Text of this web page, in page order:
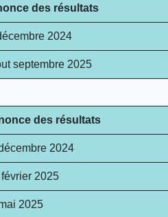
des résultats
2024
septembre 2025
des résultats
2024
février 2025
2025